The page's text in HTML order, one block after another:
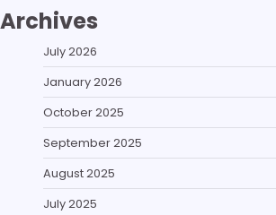
Archives
July 2026
January 2026
October 2025
September 2025
August 2025
July 2025